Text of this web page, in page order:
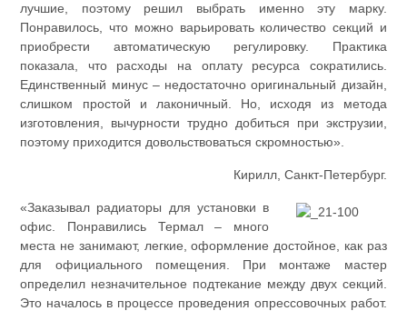
лучшие, поэтому решил выбрать именно эту марку.
Понравилось, что можно варьировать количество секций и
приобрести автоматическую регулировку. Практика
показала, что расходы на оплату ресурса сократились.
Единственный минус – недостаточно оригинальный дизайн,
слишком простой и лаконичный. Но, исходя из метода
изготовления, вычурности трудно добиться при экструзии,
поэтому приходится довольствоваться скромностью».
Кирилл, Санкт-Петербург.
«Заказывал радиаторы для установки в
офис. Понравились Термал – много
места не занимают, легкие, оформление достойное, как раз
для официального помещения. При монтаже мастер
определил незначительное подтекание между двух секций.
Это началось в процессе проведения опрессовочных работ.